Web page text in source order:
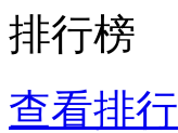
排行榜
查看排行